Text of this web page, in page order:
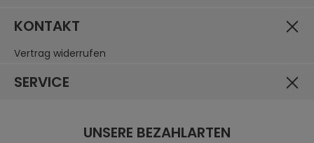
KONTAKT
Vertrag widerrufen
SERVICE
UNSERE BEZAHLARTEN